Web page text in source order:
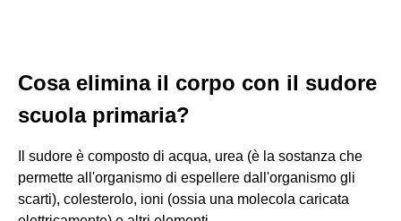
Cosa elimina il corpo con il sudore
scuola primaria?
Il sudore è composto di acqua, urea (è la sostanza che
permette all'organismo di espellere dall'organismo gli
scarti), colesterolo, ioni (ossia una molecola caricata